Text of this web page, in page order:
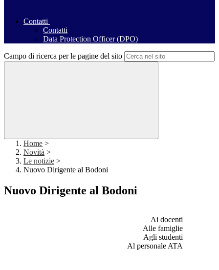
Contatti
Contatti
Data Protection Officer (DPO)
Campo di ricerca per le pagine del sito
Home >
Novità >
Le notizie >
Nuovo Dirigente al Bodoni
Nuovo Dirigente al Bodoni
Ai docenti
Alle famiglie
Agli studenti
Al personale ATA